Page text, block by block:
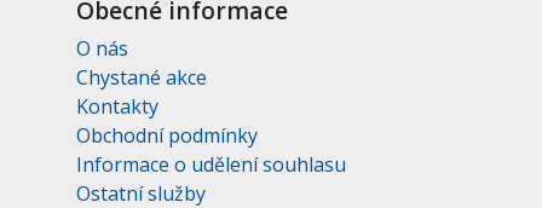
Obecné informace
O nás
Chystané akce
Kontakty
Obchodní podmínky
Informace o udělení souhlasu
Ostatní služby